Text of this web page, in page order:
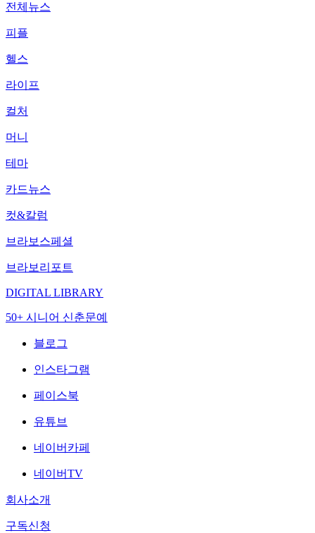
전체뉴스
피플
헬스
라이프
컬처
머니
테마
카드뉴스
컷&칼럼
브라보스페셜
브라보리포트
DIGITAL LIBRARY
50+ 시니어 신춘문예
블로그
인스타그램
페이스북
유튜브
네이버카페
네이버TV
회사소개
구독신청